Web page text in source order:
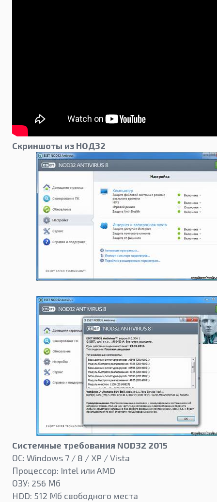
Скриншоты из НОД32
Системные требования NOD32 2015
ОС: Windows 7 / 8 / XP / Vista
Процессор: Intel или AMD
ОЗУ: 256 Мб
HDD: 512 Мб свободного места